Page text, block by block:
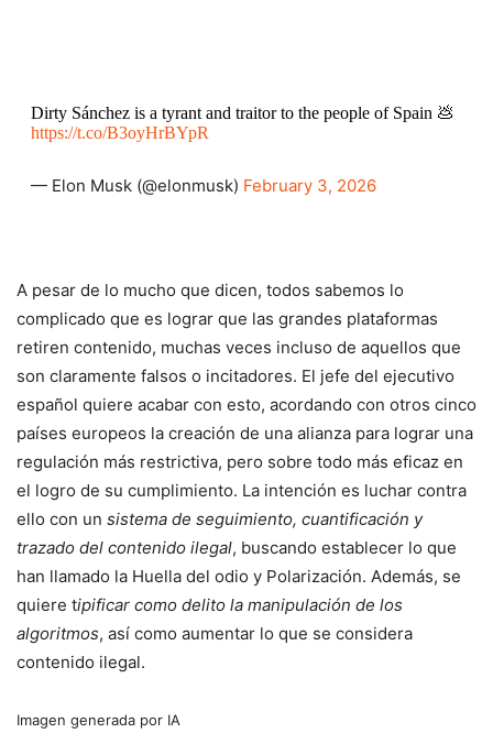
Dirty Sánchez is a tyrant and traitor to the people of Spain 💩
https://t.co/B3oyHrBYpR
— Elon Musk (@elonmusk) February 3, 2026
A pesar de lo mucho que dicen, todos sabemos lo
complicado que es lograr que las grandes plataformas
retiren contenido, muchas veces incluso de aquellos que
son claramente falsos o incitadores. El jefe del ejecutivo
español quiere acabar con esto, acordando con otros cinco
países europeos la creación de una alianza para lograr una
regulación más restrictiva, pero sobre todo más eficaz en
el logro de su cumplimiento. La intención es luchar contra
ello con un sistema de seguimiento, cuantificación y
trazado del contenido ilegal, buscando establecer lo que
han llamado la Huella del odio y Polarización. Además, se
quiere tipificar como delito la manipulación de los
algoritmos, así como aumentar lo que se considera
contenido ilegal.
Imagen generada por IA